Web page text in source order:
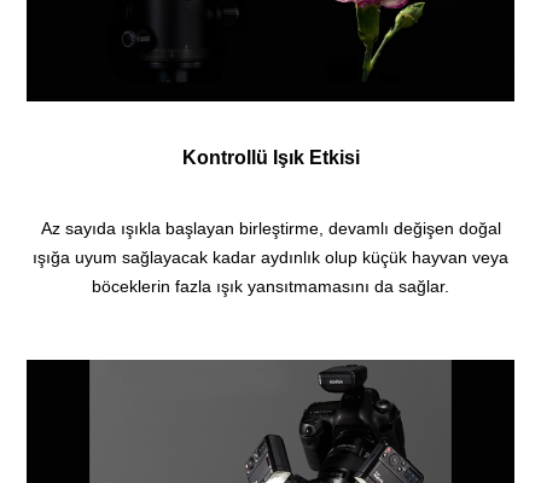
Kontrollü Işık Etkisi
Az sayıda ışıkla başlayan birleştirme, devamlı değişen doğal
ışığa uyum sağlayacak kadar aydınlık olup küçük hayvan veya
böceklerin fazla ışık yansıtmamasını da sağlar.